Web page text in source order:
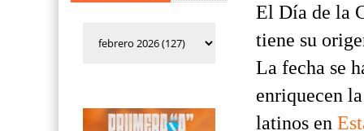
El Día de la
tiene su
La fecha se
enriquecen
latinos en